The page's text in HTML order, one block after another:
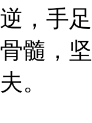
逆，手
骨髓，
夫。